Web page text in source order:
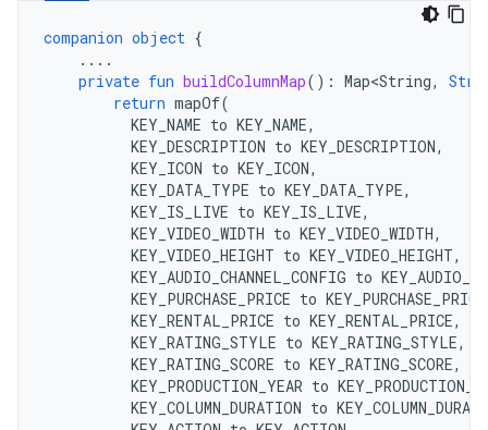
companion object {
....
private fun buildColumnMap(): Map<String,
return mapOf(
KEY_NAME to KEY_NAME,
KEY_DESCRIPTION to KEY_DESCRIPTION,
KEY_ICON to KEY_ICON,
KEY_DATA_TYPE to KEY_DATA_TYPE,
KEY_IS_LIVE to KEY_IS_LIVE,
KEY_VIDEO_WIDTH to KEY_VIDEO_WIDTH,
KEY_VIDEO_HEIGHT to KEY_VIDEO_HEIGHT,
KEY_AUDIO_CHANNEL_CONFIG to
KEY_PURCHASE_PRICE to KEY_PURCHASE_PRICE
KEY_RENTAL_PRICE to KEY_RENTAL_PRICE,
KEY_RATING_STYLE to KEY_RATING_STYLE,
KEY_RATING_SCORE to KEY_RATING_SCORE,
KEY_PRODUCTION_YEAR to
KEY_COLUMN_DURATION to